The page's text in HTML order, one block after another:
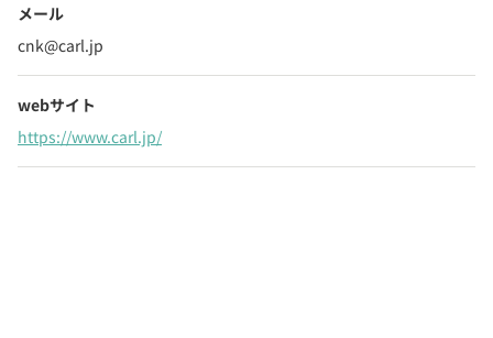
メール
cnk@carl.jp
webサイト
https://www.carl.jp/